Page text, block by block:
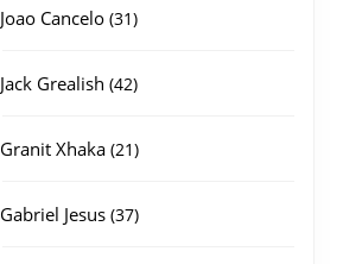
Joao Cancelo 3131
Jack Grealish 4242
Granit Xhaka 2121
Gabriel Jesus 3737